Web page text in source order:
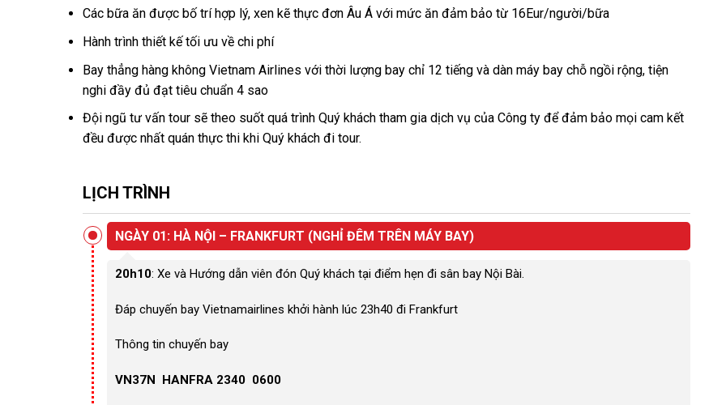
Các bữa ăn được bố trí hợp lý, xen kẽ thực đơn Âu Á với mức ăn đảm bảo từ 16Eur/người/bữa
Hành trình thiết kế tối ưu về chi phí
Bay thẳng hàng không Vietnam Airlines với thời lượng bay chỉ 12 tiếng và dàn máy bay chỗ ngồi rộng, tiện
nghi đầy đủ đạt tiêu chuẩn 4 sao
Đội ngũ tư vấn tour sẽ theo suốt quá trình Quý khách tham gia dịch vụ của Công ty để đảm bảo mọi cam kết
đều được nhất quán thực thi khi Quý khách đi tour.
LỊCH TRÌNH
NGÀY 01: HÀ NỘI – FRANKFURT (NGHỈ ĐÊM TRÊN MÁY BAY)
20h10: Xe và Hướng dẫn viên đón Quý khách tại điểm hẹn đi sân bay Nội Bài.
Đáp chuyến bay Vietnamairlines khởi hành lúc 23h40 đi Frankfurt
Thông tin chuyến bay
VN37N HANFRA 2340 0600